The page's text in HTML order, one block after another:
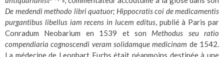
De medendi methodo libri quatuor; Hippocratis coi de medicamentis
purgantibus libellus iam recens in lucem editus, publié à Paris par
Conradum Neobarium en 1539 et son Methodus seu ratio
compendiaria cognoscendi veram solidamque medicinam de 1542.
La médecine de Leonhart Fuchs était néanmoins destinée à une